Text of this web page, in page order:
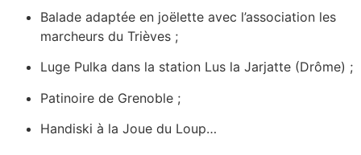
Balade adaptée en joëlette avec l’association les
marcheurs du Trièves ;
Luge Pulka dans la station Lus la Jarjatte (Drôme) ;
Patinoire de Grenoble ;
Handiski à la Joue du Loup…